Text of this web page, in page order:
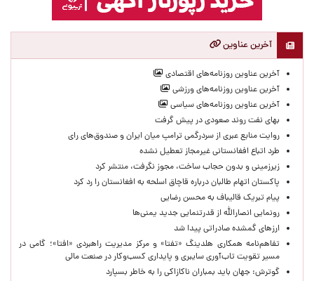
آخرین عناوین
آخرین عناوین روزنامه‌های اقتصادی
آخرین عناوین روزنامه‌های ورزشی
آخرین عناوین روزنامه‌های سیاسی
بهای نفت روند صعودی در پیش گرفت
روایت منابع عبری از سردرگمی ترامپ میان ایران و صندوق‌های رای
طرد اتباع افغانستانی غیرمجاز تعطیل نشده
زیرزمینی و بدون حجاب ساخت، مجوز نگرفت، منتشر کرد
پاکستان اتهام طالبان درباره قاچاق اسلحه به افغانستان را رد کرد
پیام تبریک قالیباف به محسن رضایی
رونمایی انصارالله از قدرتنمایی جدید یمنی‌ها
ارزهای گمشده صادراتی پیدا شد
تفاهم‌نامه همکاری هلدینگ «تفتا» و مرکز مدیریت راهبردی «افتا»؛ گامی در
مسیر تقویت تاب‌آوری سایبری و پایداری کسب‌وکار در صنعت مالی
گوترش: جهان باید بمباران ناکازاکی را به‌ خاطر بسپارد